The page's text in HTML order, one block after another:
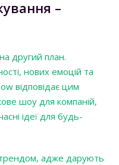
–
другий план.
нових емоцій та
відповідає цим
шоу для компаній,
ідеї для будь-
трендом, адже дарують